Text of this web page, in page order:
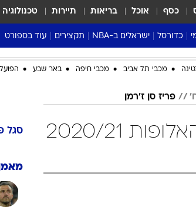
כסף אוכל בריאות תיירות טכנולוגיה
כדורסל
ליגת העל
יורוליג וכדורסל אירופי
נבחרות ישראל בכדורסל
ישראלים ב-NBA
דני אבדיה
תקצירים עוד בספורט
מונדיאל 2026
NBA
מסכמים
מעל הטבעת
סערה
מכבי תל אביב מכבי חיפה באר שבע
פריז סן ז'רמן
פריז סן ז'רמן בית ח' ליגת האלופות 2020/21
סגל
מאמן